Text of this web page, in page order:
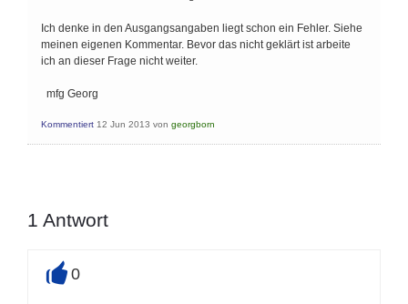
Ich denke in den Ausgangsangaben liegt schon ein Fehler. Siehe
meinen eigenen Kommentar. Bevor das nicht geklärt ist arbeite
ich an dieser Frage nicht weiter.
mfg Georg
Kommentiert 12 Jun 2013 von georgborn
1 Antwort
0